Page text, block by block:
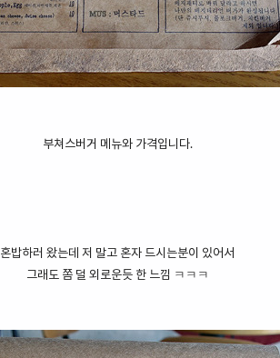
부쳐스버거 메뉴와 가격입니다.
혼밥하러 왔는데 저 말고 혼자 드시는분이 있어서
그래도 쫌 덜 외로운듯 한 느낌 ㅋㅋㅋ